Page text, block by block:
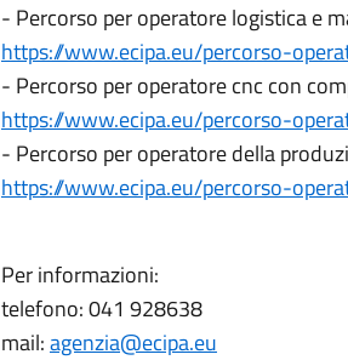
- Percorso per operatore logistica e
https://www.ecipa.eu/percorso-
- Percorso per operatore cnc con
https://www.ecipa.eu/percorso-
- Percorso per operatore della
https://www.ecipa.eu/percorso-
Per informazioni:
telefono: 041 928638
mail:agenzia@ecipa.eu